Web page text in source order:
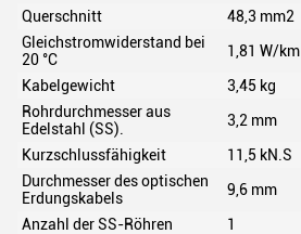
Querschnitt
48,3 mm2
Gleichstromwiderstand bei
20 °C
1,81 W/km
Kabelgewicht
3,45 kg
Rohrdurchmesser aus
Edelstahl (SS).
3,2 mm
Kurzschlussfähigkeit
11,5 kN.S
Durchmesser des optischen
Erdungskabels
9,6 mm
Anzahl der SS-Röhren
1